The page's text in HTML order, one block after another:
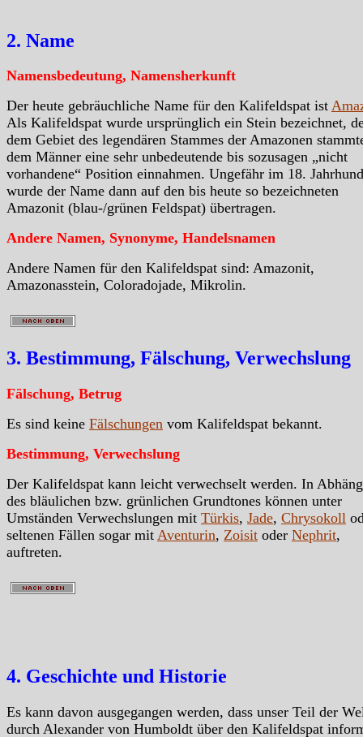
2. Name
Namensbedeutung, Namensherkunft
Der heute gebräuchliche Name für den Kalifeldspat ist
Als Kalifeldspat wurde ursprünglich ein Stein bezeichnet,
dem Gebiet des legendären Stammes der Amazonen
dem Männer eine sehr unbedeutende bis sozusagen „nicht
vorhandene“ Position einnahmen. Ungefähr im 18.
wurde der Name dann auf den bis heute so bezeichneten
Amazonit (blau-/grünen Feldspat) übertragen.
Andere Namen, Synonyme, Handelsnamen
Andere Namen für den Kalifeldspat sind: Amazonit,
Amazonasstein, Coloradojade, Mikrolin.
3. Bestimmung, Fälschung, Verwechslung
Fälschung, Betrug
Es sind keine Fälschungen vom Kalifeldspat bekannt.
Bestimmung, Verwechslung
Der Kalifeldspat kann leicht verwechselt werden. In
des bläulichen bzw. grünlichen Grundtones können unter
Umständen Verwechslungen mit Türkis, Jade, Chrysokoll
seltenen Fällen sogar mit Aventurin, Zoisit oder Nephrit,
auftreten.
4. Geschichte und Historie
Es kann davon ausgegangen werden, dass unser Teil der
durch Alexander von Humboldt über den Kalifeldspat